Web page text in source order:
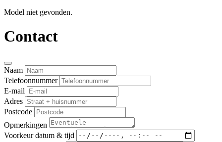
Model niet gevonden.
Contact
Naam
Telefoonnummer
E-mail
Adres
Postcode
Opmerkingen
Voorkeur datum & tijd